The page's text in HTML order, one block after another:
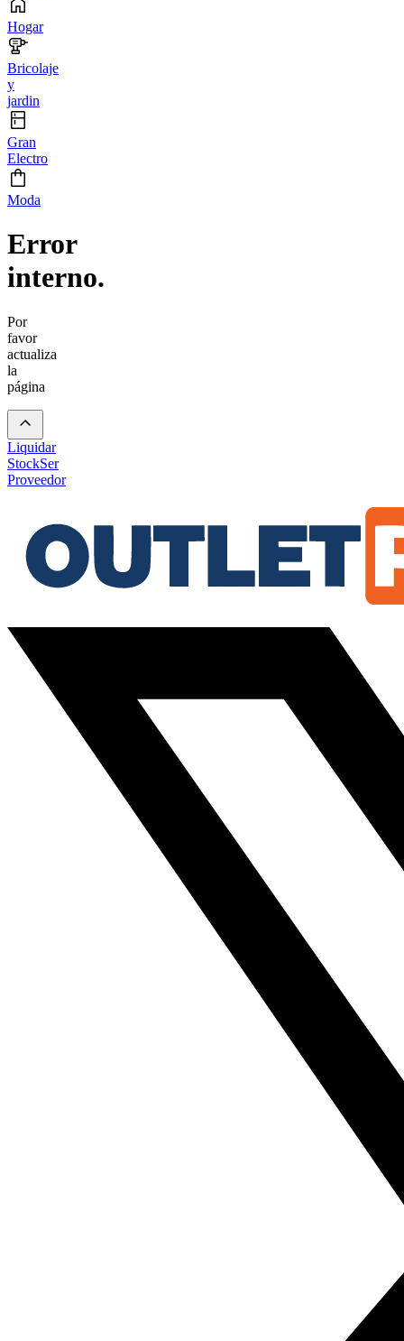
Hogar
Bricolaje
y
jardin
Gran
Electro
Moda
Error
interno.
Por
favor
actualiza
la
página
Liquidar
StockSer
Proveedor